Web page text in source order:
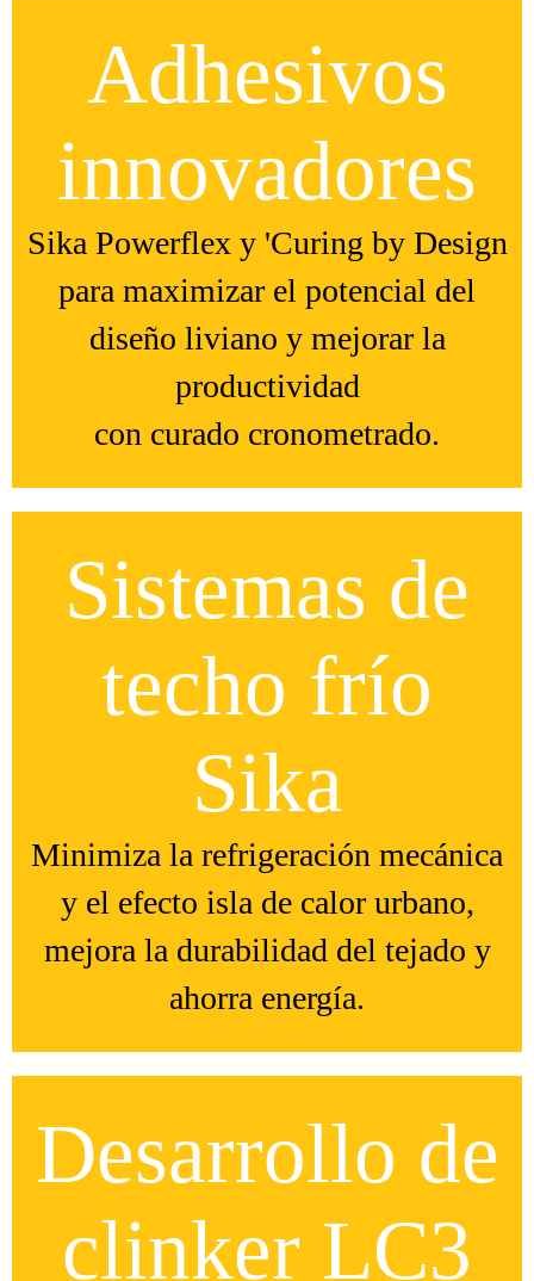
Adhesivos
innovadores
Sika Powerflex y 'Curing by Design
para maximizar el potencial del
diseño liviano y mejorar la
productividad
con curado cronometrado.
Sistemas de
techo frío
Sika
Minimiza la refrigeración mecánica
y el efecto isla de calor urbano,
mejora la durabilidad del tejado y
ahorra energía.
Desarrollo de
clinker LC3